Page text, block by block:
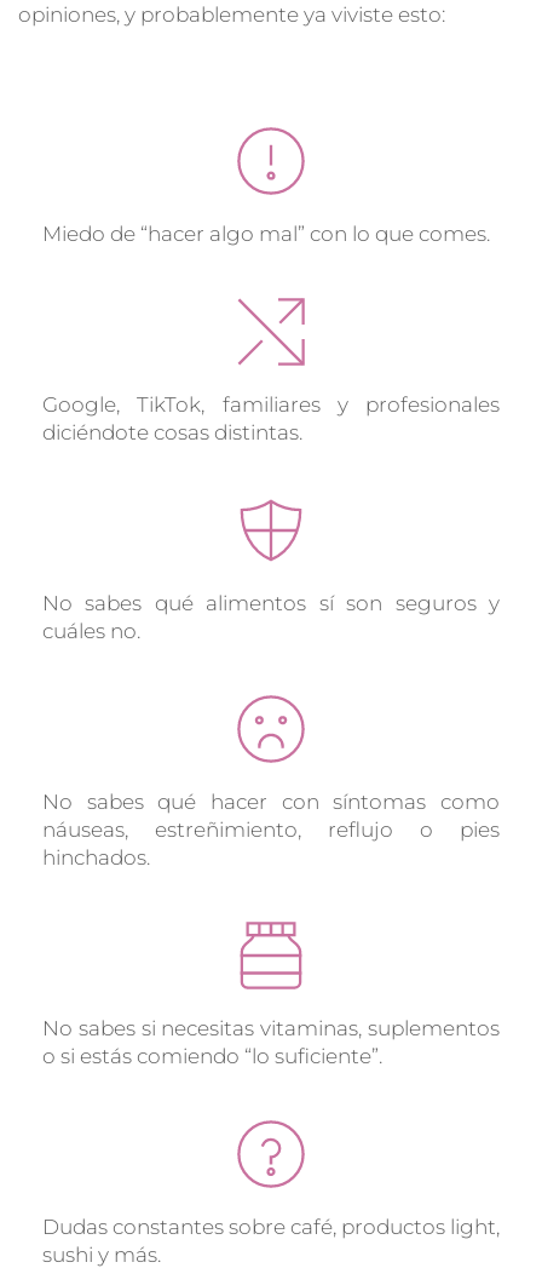
opiniones, y probablemente ya viviste esto:
Miedo de “hacer algo mal” con lo que comes.
Google, TikTok, familiares y profesionales
diciéndote cosas distintas.
No sabes qué alimentos sí son seguros y
cuáles no.
No sabes qué hacer con síntomas como
náuseas, estreñimiento, reflujo o pies
hinchados.
No sabes si necesitas vitaminas, suplementos
o si estás comiendo “lo suficiente”.
Dudas constantes sobre café, productos light,
sushi y más.